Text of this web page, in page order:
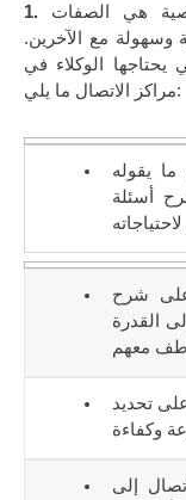
1.
هي الصفات
وسهولة مع الآخرين.
يحتاجها الوكلاء في
مراكز الاتصال ما يلي:
ما يقوله
أسئلة
شرح
القدرة
تحديد
إلى